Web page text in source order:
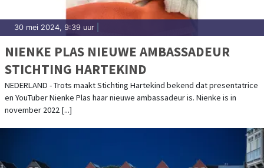
30 mei 2024, 9:39 uur
NIENKE PLAS NIEUWE AMBASSADEUR
STICHTING HARTEKIND
NEDERLAND - Trots maakt Stichting Hartekind bekend dat presentatrice
en YouTuber Nienke Plas haar nieuwe ambassadeur is. Nienke is in
november 2022 [...]